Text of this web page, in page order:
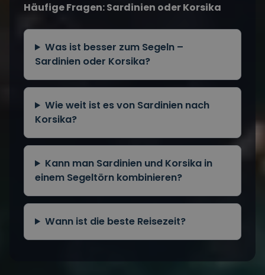
Häufige Fragen: Sardinien oder Korsika
Was ist besser zum Segeln –
Sardinien oder Korsika?
Wie weit ist es von Sardinien nach
Korsika?
Kann man Sardinien und Korsika in
einem Segeltörn kombinieren?
Wann ist die beste Reisezeit?